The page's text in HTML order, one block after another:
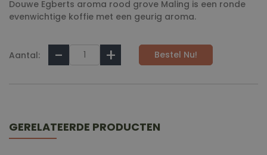
Douwe Egberts aroma rood grove Maling is een ronde
evenwichtige koffie met een geurig aroma.
Aantal: Bestel Nu!
GERELATEERDE PRODUCTEN